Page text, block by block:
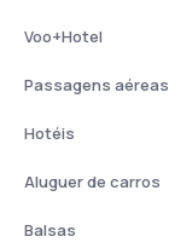
Voo+Hotel
Passagens aéreas
Hotéis
Aluguer de carros
Balsas